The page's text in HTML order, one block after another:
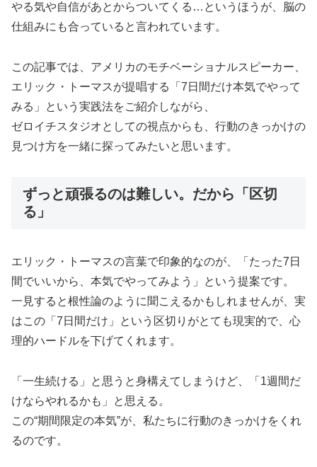
やる気や自信があとからついてくる…というほうが、脳の
仕組みにも合っていると言われています。
この記事では、アメリカのモチベーショナルスピーカー、
エリック・トーマスが提唱する「7日間だけ本気でやって
みる」という実践法をご紹介しながら、
ゼロイチスタジオとしての視点からも、行動のきっかけの
見つけ方を一緒に探ってみたいと思います。
ずっと頑張るのは難しい。だから「区切
る」
エリック・トーマスの言葉で印象的なのが、「たった7日
間でいいから、本気でやってみよう」という提案です。
一見すると根性論のように聞こえるかもしれませんが、実
はこの「7日間だけ」という区切りがとても現実的で、心
理的ハードルを下げてくれます。
「一生続ける」と思うと身構えてしまうけど、「1週間だ
けならやれるかも」と思える。
この“期間限定の本気”が、私たちに行動のきっかけをくれ
るのです。